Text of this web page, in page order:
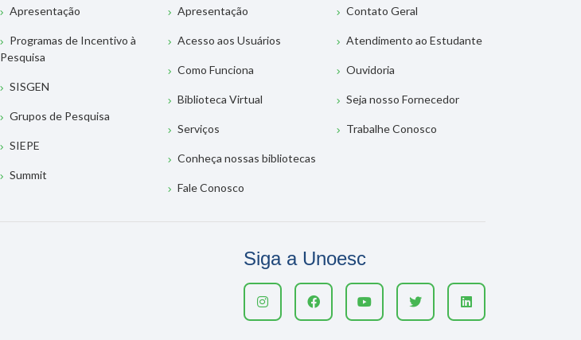
Apresentação
Programas de Incentivo à
Pesquisa
SISGEN
Grupos de Pesquisa
SIEPE
Summit
Apresentação
Acesso aos Usuários
Como Funciona
Biblioteca Virtual
Serviços
Conheça nossas bibliotecas
Fale Conosco
Contato Geral
Atendimento ao Estudante
Ouvidoria
Seja nosso Fornecedor
Trabalhe Conosco
Siga a Unoesc